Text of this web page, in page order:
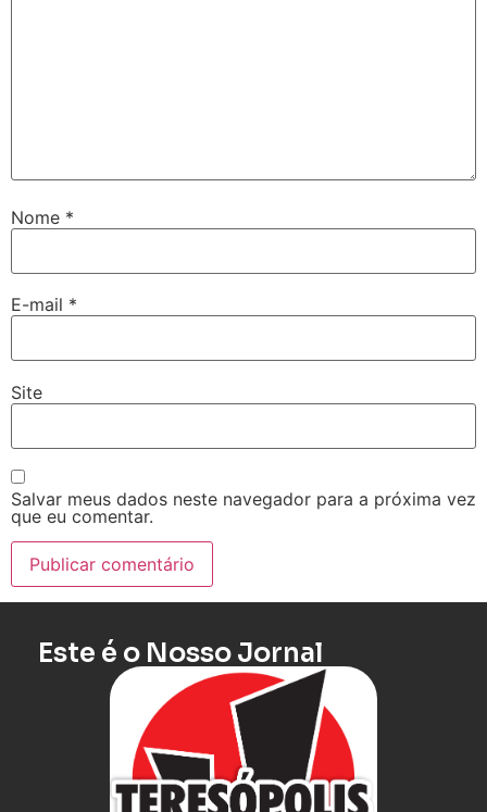
Nome *
E-mail *
Site
Salvar meus dados neste navegador para a próxima vez
que eu comentar.
Este é o Nosso Jornal